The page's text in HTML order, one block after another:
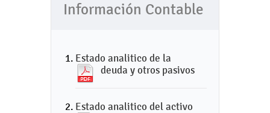
Información Contable
Estado analitico de la
deuda y otros pasivos
Estado analitico del activo